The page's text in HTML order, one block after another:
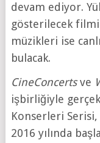
devam ediyor.
gösterilecek
müzikleri ise
bulacak.
CineConcertsve
işbirliğiyle
Konserleri
2016 yılında